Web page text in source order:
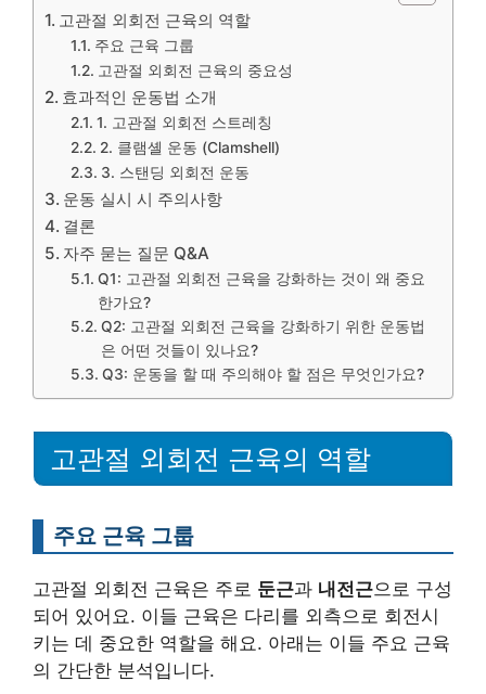
고관절 외회전 근육의 역할
주요 근육 그룹
고관절 외회전 근육의 중요성
효과적인 운동법 소개
1. 고관절 외회전 스트레칭
2. 클램셸 운동 (Clamshell)
3. 스탠딩 외회전 운동
운동 실시 시 주의사항
결론
자주 묻는 질문 Q&A
Q1: 고관절 외회전 근육을 강화하는 것이 왜 중요
한가요?
Q2: 고관절 외회전 근육을 강화하기 위한 운동법
은 어떤 것들이 있나요?
Q3: 운동을 할 때 주의해야 할 점은 무엇인가요?
고관절 외회전 근육의 역할
주요 근육 그룹
고관절 외회전 근육은 주로 둔근과 내전근으로 구성
되어 있어요. 이들 근육은 다리를 외측으로 회전시
키는 데 중요한 역할을 해요. 아래는 이들 주요 근육
의 간단한 분석입니다.